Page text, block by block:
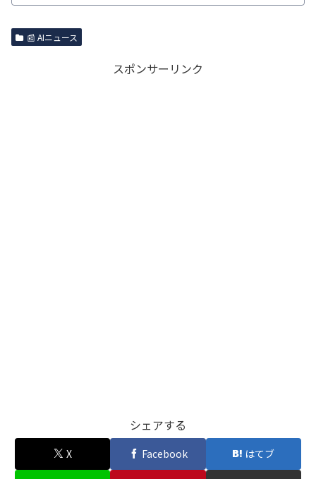
📰 AIニュース
スポンサーリンク
シェアする
X Facebook はてブ